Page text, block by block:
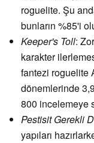
roguelite. Şu
bunların %85'i
Keeper's Toll:
karakter
fantezi roguelite
dönemlerinde
800 incelemeye
Pestisit Gerekli
yapıları